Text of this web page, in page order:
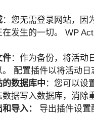
：您无需登录网站，因
发生的一切。 WP
件：作为备份，将活动
配置插件以将活动
数据库中 ：您可以设
据写入数据库，消除
导入：
导出插件设置